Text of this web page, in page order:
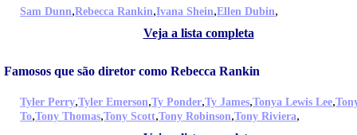
Sam Dunn,Rebecca Rankin,Ivana Shein,Ellen Dubin,
Veja a lista completa
Famosos que são diretor como Rebecca Rankin
Tyler Perry,Tyler Emerson,Ty Ponder,Ty James,Tonya Lewis Lee,
To,Tony Thomas,Tony Scott,Tony Robinson,Tony Riviera,